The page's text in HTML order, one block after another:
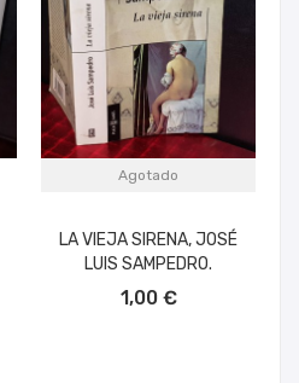
Agotado
LA VIEJA SIRENA, JOSÉ
LUIS SAMPEDRO.
1,00 €